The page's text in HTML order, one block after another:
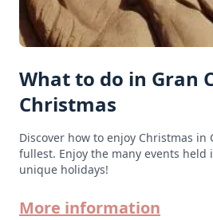
What to do in Gran
Christmas
Discover how to enjoy Christmas in
fullest. Enjoy the many events held
unique holidays!
More information